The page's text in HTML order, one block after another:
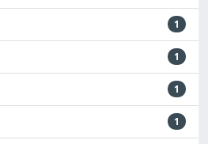
1
1
1
1